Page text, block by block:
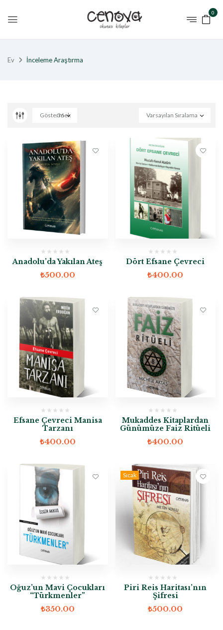
0
Ev İnceleme Araştırma
Varsayılan Sıralama
Göstermek
36
Anadolu’da Yakılan Ateş
₺500.00
Dört Efsane Çevreci
₺400.00
Efsane Çevreci Manisa
Tarzanı
₺400.00
Mukaddes Kitaplardan
Günümüze Faiz Ritüeli
₺400.00
Oğuz’un Mavi Çocukları
“Türkmenler”
₺350.00
Sıcak
Piri Reis Haritası’nın
Şifresi
₺500.00